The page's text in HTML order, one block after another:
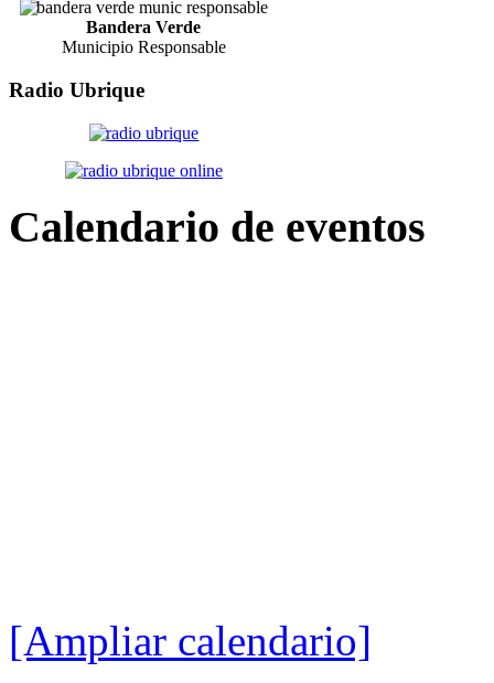
Bandera Verde
Municipio Responsable
Radio Ubrique
Calendario de eventos
[Ampliar calendario]